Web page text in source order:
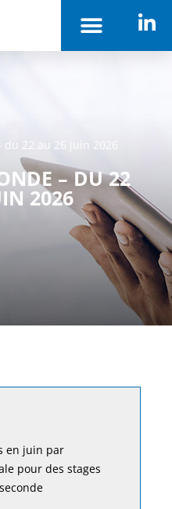
du 22 au 26 juin 2026
– DU 22
2026
en juin par
pour des stages